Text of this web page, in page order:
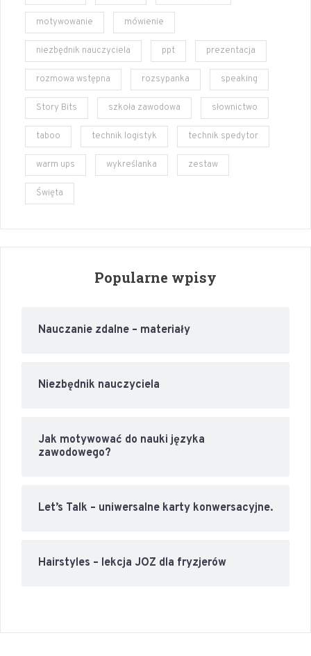
motywowanie mówienie
niezbędnik nauczyciela ppt prezentacja
rozmowa wstępna rozsypanka speaking
Story Bits szkoła zawodowa słownictwo
taboo technik logistyk technik spedytor
warm ups wykreślanka zestaw
Święta
Popularne wpisy
Nauczanie zdalne – materiały
Niezbędnik nauczyciela
Jak motywować do nauki języka
zawodowego?
Let’s Talk – uniwersalne karty konwersacyjne.
Hairstyles – lekcja JOZ dla fryzjerów